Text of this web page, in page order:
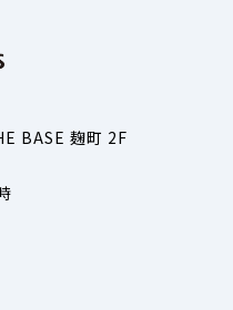
BASE 麹町 2F